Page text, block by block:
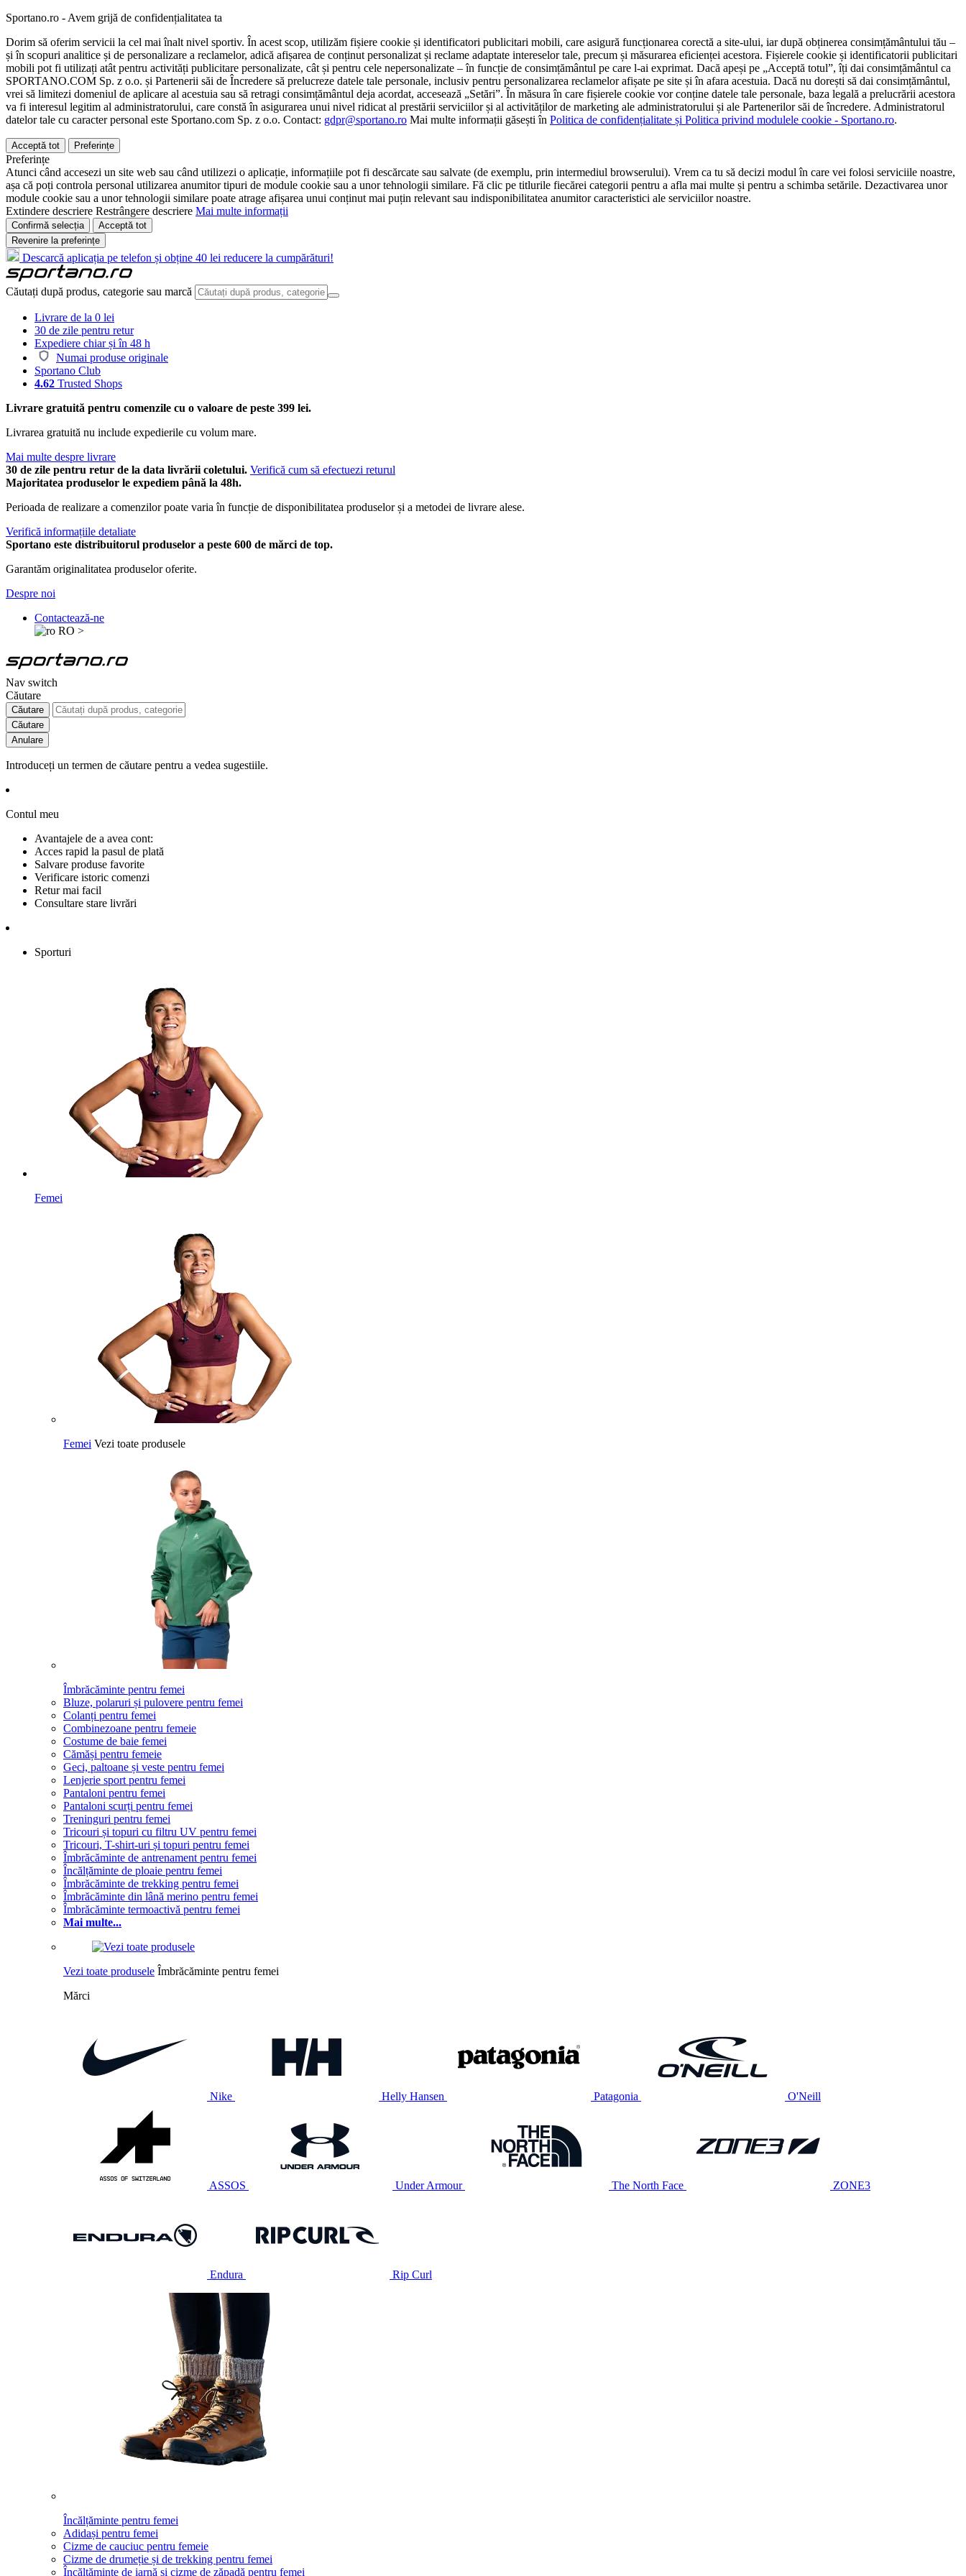
Sportano.ro - Avem grijă de confidențialitatea ta
Dorim să oferim servicii la cel mai înalt nivel sportiv. În acest scop, utilizăm fișiere cookie și identificatori publicitari mobili, care asigură funcționarea corectă a site-ului, iar după obținerea consimțământului tău –
și în scopuri analitice și de personalizare a reclamelor, adică afișarea de conținut personalizat și reclame adaptate intereselor tale, precum și măsurarea eficienței acestora. Fișierele cookie și identificatorii publicitari
mobili pot fi utilizați atât pentru activități publicitare personalizate, cât și pentru cele nepersonalizate – în funcție de consimțământul pe care l-ai exprimat. Dacă apeși pe „Acceptă totul”, îți dai consimțământul ca
SPORTANO.COM Sp. z o.o. și Partenerii săi de Încredere să prelucreze datele tale personale, inclusiv pentru personalizarea reclamelor afișate pe site și în afara acestuia. Dacă nu dorești să dai consimțământul,
vrei să limitezi domeniul de aplicare al acestuia sau să retragi consimțământul deja acordat, accesează „Setări”. În măsura în care fișierele cookie vor conține datele tale personale, baza legală a prelucrării acestora
va fi interesul legitim al administratorului, care constă în asigurarea unui nivel ridicat al prestării serviciilor și al activităților de marketing ale administratorului și ale Partenerilor săi de încredere. Administratorul
datelor tale cu caracter personal este Sportano.com Sp. z o.o. Contact: gdpr@sportano.ro Mai multe informații găsești în Politica de confidențialitate și Politica privind modulele cookie - Sportano.ro.
Acceptă tot Preferințe
Preferințe
Atunci când accesezi un site web sau când utilizezi o aplicație, informațiile pot fi descărcate sau salvate (de exemplu, prin intermediul browserului). Vrem ca tu să decizi modul în care vei folosi serviciile noastre,
așa că poți controla personal utilizarea anumitor tipuri de module cookie sau a unor tehnologii similare. Fă clic pe titlurile fiecărei categorii pentru a afla mai multe și pentru a schimba setările. Dezactivarea unor
module cookie sau a unor tehnologii similare poate atrage afișarea unui conținut mai puțin relevant sau indisponibilitatea anumitor caracteristici ale serviciilor noastre.
Extindere descriere Restrângere descriere Mai multe informații
Confirmă selecția
Acceptă tot
Revenire la preferințe
Descarcă aplicația pe telefon și obține 40 lei reducere la cumpărături!
Căutați după produs, categorie sau marcă
Livrare de la 0 lei
30 de zile pentru retur
Expediere chiar și în 48 h
Numai produse originale
Sportano Club
4.62 Trusted Shops
Livrare gratuită pentru comenzile cu o valoare de peste 399 lei.
Livrarea gratuită nu include expedierile cu volum mare.
Mai multe despre livrare
30 de zile pentru retur de la data livrării coletului. Verifică cum să efectuezi returul
Majoritatea produselor le expediem până la 48h.
Perioada de realizare a comenzilor poate varia în funcție de disponibilitatea produselor și a metodei de livrare alese.
Verifică informațiile detaliate
Sportano este distribuitorul produselor a peste 600 de mărci de top.
Garantăm originalitatea produselor oferite.
Despre noi
Contactează-ne
RO >
Nav switch
Căutare
Căutare
Căutare
Anulare
Introduceți un termen de căutare pentru a vedea sugestiile.
Contul meu
Avantajele de a avea cont:
Acces rapid la pasul de plată
Salvare produse favorite
Verificare istoric comenzi
Retur mai facil
Consultare stare livrări
Sporturi
Femei
Femei Vezi toate produsele
Îmbrăcăminte pentru femei
Bluze, polaruri și pulovere pentru femei
Colanți pentru femei
Combinezoane pentru femeie
Costume de baie femei
Cămăși pentru femeie
Geci, paltoane și veste pentru femei
Lenjerie sport pentru femei
Pantaloni pentru femei
Pantaloni scurți pentru femei
Treninguri pentru femei
Tricouri și topuri cu filtru UV pentru femei
Tricouri, T-shirt-uri și topuri pentru femei
Îmbrăcăminte de antrenament pentru femei
Încălțăminte de ploaie pentru femei
Îmbrăcăminte de trekking pentru femei
Îmbrăcăminte din lână merino pentru femei
Îmbrăcăminte termoactivă pentru femei
Mai multe...
Vezi toate produsele Îmbrăcăminte pentru femei
Mărci
Nike Helly Hansen Patagonia O'Neill
ASSOS Under Armour The North Face ZONE3
Endura Rip Curl
Încălțăminte pentru femei
Adidași pentru femei
Cizme de cauciuc pentru femeie
Cizme de drumeție și de trekking pentru femei
Încălțăminte de iarnă și cizme de zăpadă pentru femei